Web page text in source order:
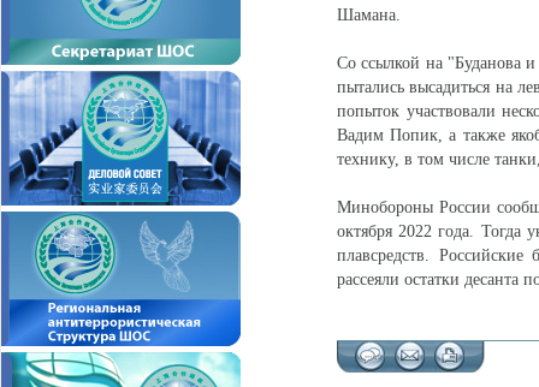
Шамана.
Со ссылкой на "Буданова
пытались высадиться на
попыток участвовали
Вадим Попик, а также
технику, в том числе
Минобороны России
октября 2022 года. Тогда
плавсредств.
рассеяли остатки